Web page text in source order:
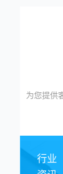
为您提供
行业